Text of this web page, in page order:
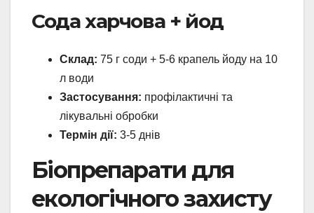
Сода харчова + йод
Склад: 75 г соди + 5-6 крапель йоду на 10
л води
Застосування: профілактичні та
лікувальні обробки
Термін дії: 3-5 днів
Біопрепарати для
екологічного захисту